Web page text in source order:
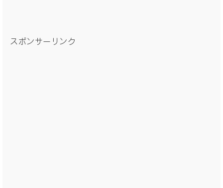
スポンサーリンク